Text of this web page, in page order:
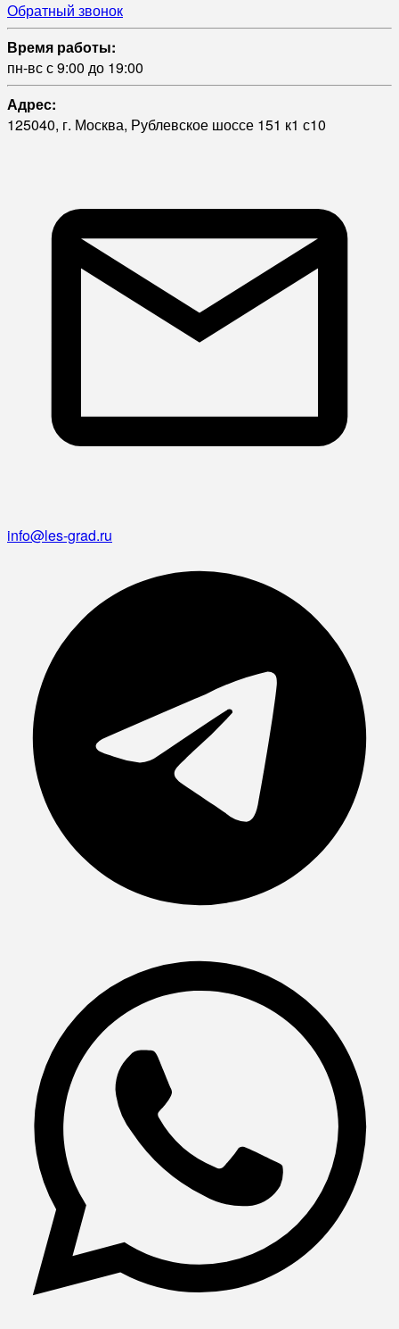
Обратный звонок
Время работы:
пн-вс с 9:00 до 19:00
Адрес:
125040, г. Москва, Рублевское шоссе 151 к1 с10
info@les-grad.ru